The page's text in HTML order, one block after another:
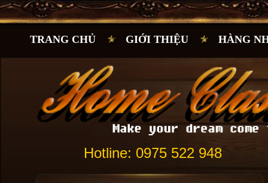
TRANG CHỦ GIỚI THIỆU HÀNG
Hotline: 0975 522 948